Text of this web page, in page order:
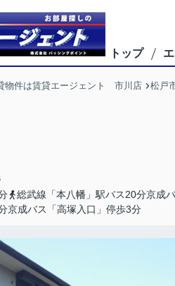
トップ
物件は賃貸エージェント 市川店 松戸
総武線「本八幡」駅バス20分京成
京成バス「高塚入口」停歩3分